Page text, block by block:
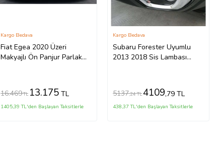
Fiat Egea 2020 Üzeri
Makyajlı Ön Panjur Parlak
Kargo Bedava
16.469TL 13.175 TL
1405,39 TL'den Başlayan Taksitlerle
Subaru Forester Uyumlu
2013 2018 Sis Lambası
Kargo Bedava
5137,24 TL4109,79 TL
438,37 TL'den Başlayan Taksitlerle